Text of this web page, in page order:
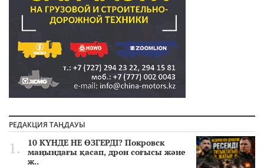
РЕДАКЦИЯ ТАҢДАУЫ
10 КҮНДЕ НЕ ӨЗГЕРДІ? Покровск
маңындағы қасап, дрон соғысы және
ж..